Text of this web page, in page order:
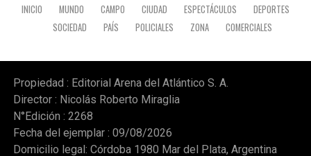
INICIO MUNDO CAMPO CIUDAD ESPECTÁCULOS
DEPORTES
SOCIEDAD
PAÍS POLICIALES ZONA COMERCIALES
Propiedad : Editorial Arena del Atlántico S. A.
Director : Nicolás Roberto Miraglia
N°Edición : 2268
Fecha del ejemplar : 09/08/2026
Domicilio legal: Córdoba 1980 Mar del Plata, Argentina